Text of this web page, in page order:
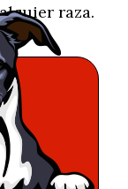
raza.